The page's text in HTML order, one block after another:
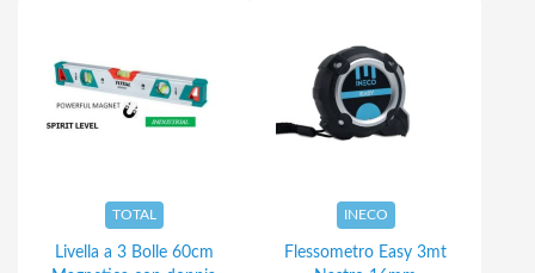
TOTAL
Livella a 3 Bolle 60cm
INECO
Flessometro Easy 3mt